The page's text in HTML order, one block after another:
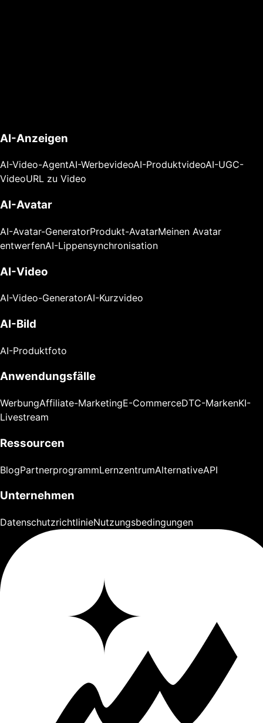
AI-Anzeigen
AI-Video-AgentAI-WerbevideoAI-ProduktvideoAI-UGC-
VideoURL zu Video
AI-Avatar
AI-Avatar-GeneratorProdukt-AvatarMeinen Avatar
entwerfenAI-Lippensynchronisation
AI-Video
AI-Video-GeneratorAI-Kurzvideo
AI-Bild
AI-Produktfoto
Anwendungsfälle
WerbungAffiliate-MarketingE-CommerceDTC-MarkenKI-
Livestream
Ressourcen
BlogPartnerprogrammLernzentrumAlternativeAPI
Unternehmen
DatenschutzrichtlinieNutzungsbedingungen